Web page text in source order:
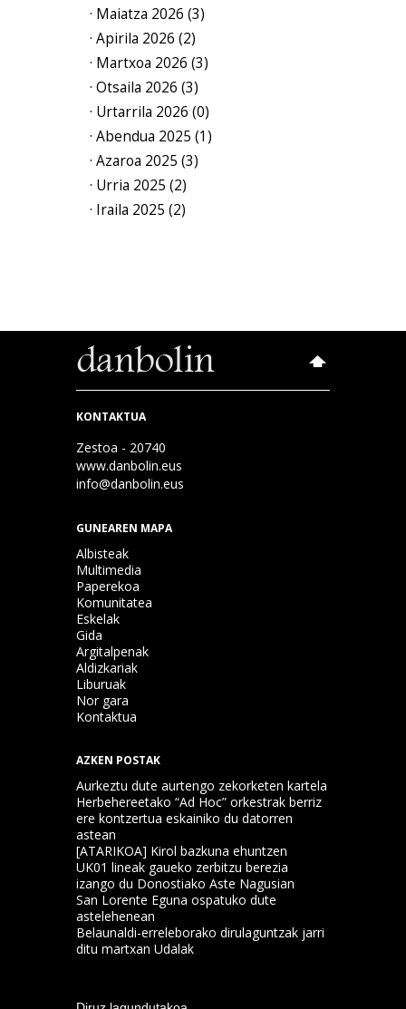
· Maiatza 2026 (3)
· Apirila 2026 (2)
· Martxoa 2026 (3)
· Otsaila 2026 (3)
· Urtarrila 2026 (0)
· Abendua 2025 (1)
· Azaroa 2025 (3)
· Urria 2025 (2)
· Iraila 2025 (2)
KONTAKTUA
Zestoa - 20740
www.danbolin.eus
info@danbolin.eus
GUNEAREN MAPA
Albisteak
Multimedia
Paperekoa
Komunitatea
Eskelak
Gida
Argitalpenak
Aldizkariak
Liburuak
Nor gara
Kontaktua
AZKEN POSTAK
Aurkeztu dute aurtengo zekorketen kartela
Herbehereetako “Ad Hoc” orkestrak berriz
ere kontzertua eskainiko du datorren
astean
[ATARIKOA] Kirol bazkuna ehuntzen
UK01 lineak gaueko zerbitzu berezia
izango du Donostiako Aste Nagusian
San Lorente Eguna ospatuko dute
astelehenean
Belaunaldi-erreleborako dirulaguntzak jarri
ditu martxan Udalak